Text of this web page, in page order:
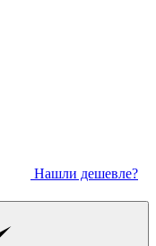
Нашли дешевле?